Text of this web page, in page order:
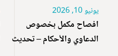
يونيو 10, 2026
افصاح مكمل بخصوص
الدعاوي والأحكام – تحديث